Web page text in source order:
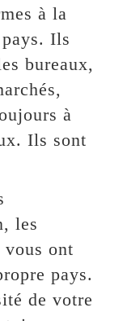
à la
Ils
bureaux,
à
Ils sont
les
ont
pays.
de votre